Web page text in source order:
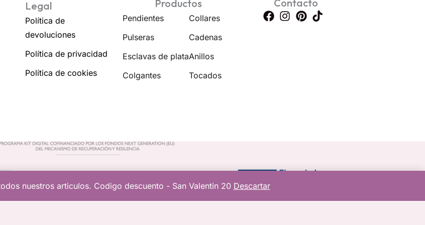
nuestros articulos. Codigo descuento - San Valentin 20 Descartar
Legal
Política de
devoluciones
Política de privacidad
Política de cookies
Productos
Pendientes
Pulseras
Esclavas de plata
Colgantes
Collares
Cadenas
Anillos
Tocados
Contacto